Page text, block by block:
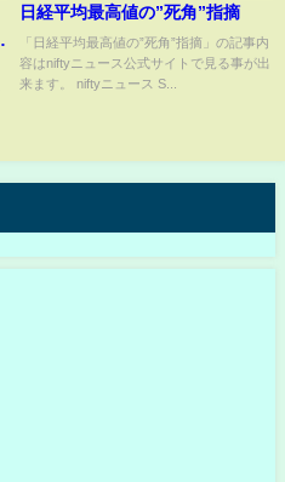
日経平均最高値の”死角”指摘
「日経平均最高値の”死角”指摘」の記事内
容はniftyニュース公式サイトで見る事が出
来ます。 niftyニュース S...